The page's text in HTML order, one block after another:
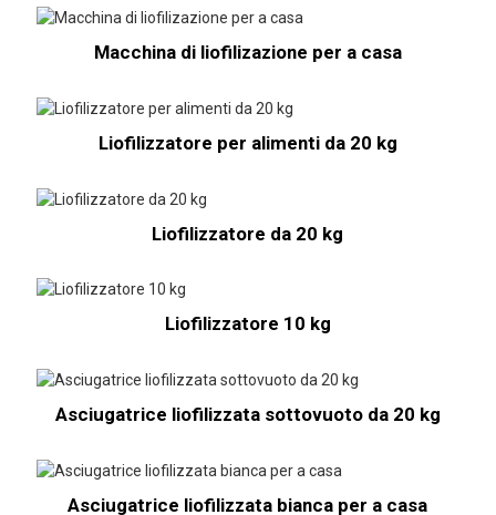
Macchina di liofilizazione per a casa
Liofilizzatore per alimenti da 20 kg
Liofilizzatore da 20 kg
Liofilizzatore 10 kg
Asciugatrice liofilizzata sottovuoto da 20 kg
Asciugatrice liofilizzata bianca per a casa